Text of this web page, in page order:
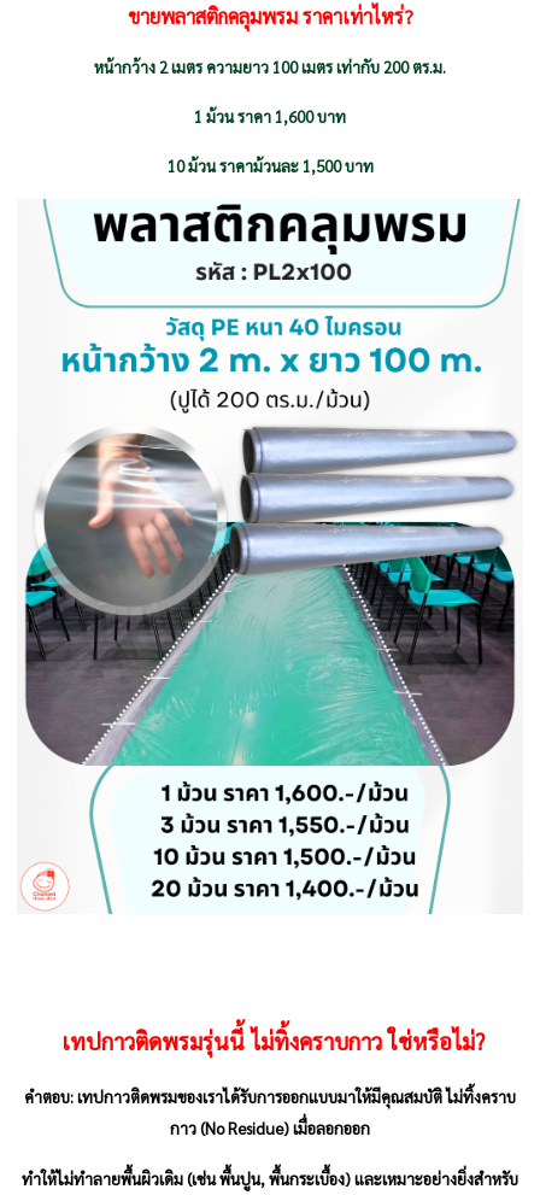
ขายพลาสติกคลุมพรม ราคาเท่าไหร่?
หน้ากว้าง 2 เมตร ความยาว 100 เมตร เท่ากับ 200 ตร.ม.
1 ม้วน ราคา 1,600 บาท
10 ม้วน ราคาม้วนละ 1,500 บาท
เทปกาวติดพรมรุ่นนี้ไม่ทิ้งคราบกาวใช่หรือไม่?
คำตอบ: เทปกาวติดพรมของเราได้รับการออกแบบมาให้มีคุณสมบัติ ไม่ทิ้งคราบ
กาว (No Residue) เมื่อลอกออก
ทำให้ไม่ทำลายพื้นผิวเดิม (เช่น พื้นปูน, พื้นกระเบื้อง) และเหมาะอย่างยิ่งสำหรับ